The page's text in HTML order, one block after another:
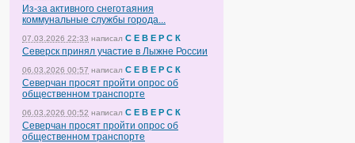
Из-за активного снеготаяния
коммунальные службы города...
07.03.2026 22:33 написал С Е В Е Р С К
Северск принял участие в Лыжне России
06.03.2026 00:57 написал С Е В Е Р С К
Северчан просят пройти опрос об
общественном транспорте
06.03.2026 00:52 написал С Е В Е Р С К
Северчан просят пройти опрос об
общественном транспорте